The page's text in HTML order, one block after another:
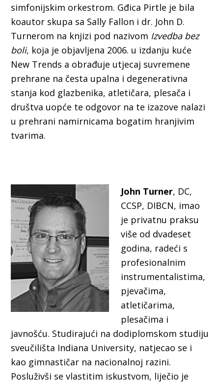
simfonijskim orkestrom. Gđica Pirtle je bila
koautor skupa sa Sally Fallon i dr. John D.
Turnerom na knjizi pod nazivom Izvedbabez
boli, koja je objavljena 2006. u izdanju kuće
New Trends a obrađuje utjecaj suvremene
prehrane na česta upalna i degenerativna
stanja kod glazbenika, atletičara, plesača i
društva uopće te odgovor na te izazove nalazi
u prehrani namirnicama bogatim hranjivim
tvarima.
John Turner, DC,
CCSP, DIBCN, imao
je privatnu praksu
više od dvadeset
godina, radeći s
profesionalnim
instrumentalistima,
pjevačima,
atletičarima,
plesačima i
javnošću. Studirajući na dodiplomskom studiju
sveučilišta Indiana University, natjecao se i
kao gimnastičar na nacionalnoj razini.
Posluživši se vlastitim iskustvom, liječio je